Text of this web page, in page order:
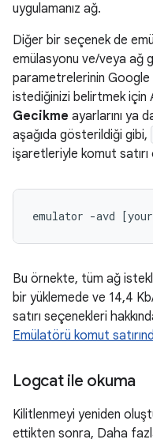
uygulamanız ağ.
Diğer bir seçenek de
emülasyonu ve/veya ağ
parametrelerinin Google
istediğinizi belirtmek için
Gecikme ayarlarını ya
aşağıda gösterildiği gibi,
işaretleriyle komut satırı
Bu örnekte, tüm ağ
bir yüklemede ve 14,4
satırı seçenekleri
Emülatörü komut
Logcat ile okuma
Kilitlenmeyi yeniden
ettikten sonra, Daha